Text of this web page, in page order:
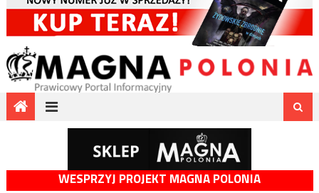
WESPRZYJ PROJEKT MAGNA POLONIA